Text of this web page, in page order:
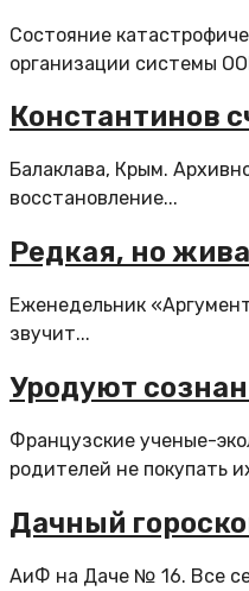
Состояние
организации системы
Константинов
Балаклава, Крым.
восстановление...
Редкая, но
Еженедельник
звучит...
Уродуют
Французские ученые-
родителей не покупать
Дачный
АиФ на Даче № 16. Все